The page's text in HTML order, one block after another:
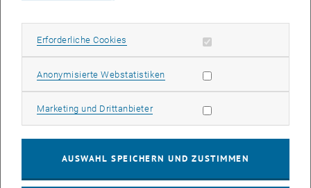
Fotodokumentation
Erforderliche Cookies Erforderliche Cookies zulassen
Anonymisierte WebstatistikenStatistik Cookies zulassen
Marketing und DrittanbieterMarketing Cookies zulassen
AUSWAHL SPEICHERN UND ZUSTIMMEN